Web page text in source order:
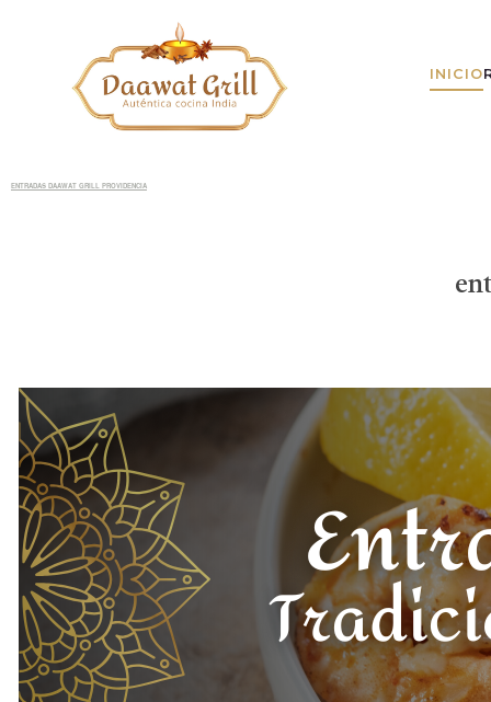
INICIO
ENTRADAS DAAWAT GRILL PROVIDENCIA